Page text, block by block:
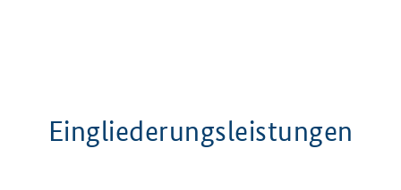
Eingliederungsleistungen